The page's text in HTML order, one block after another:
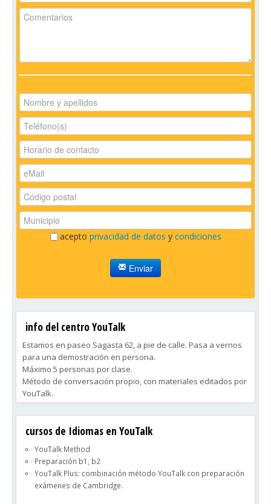
acepto privacidad de datos y condiciones
Enviar
info del centro YouTalk
Estamos en paseo Sagasta 62, a pie de calle. Pasa a vernos
para una demostración en persona.
Máximo 5 personas por clase.
Método de conversación propio, con materiales editados por
YouTalk.
Clases grabadas en mp3 para que las escuches estés donde
estés.
Corrección del acento y agilidad. Te enseñamos a hablar y
idioma y dominarlo definitivamente.
cursos de Idiomas en YouTalk
YouTalk Method
Preparación b1, b2
YouTalk Plus: combinación método YouTalk con preparación
exámenes de Cambridge.